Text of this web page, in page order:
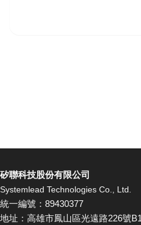
矽聯科技股份有限公司
Systemlead Technologies Co., Ltd.
統一編號：89430377
地址：高雄市鳳山區光遠路226號